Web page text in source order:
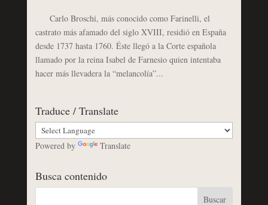
Carlo Broschi, más conocido como Farinelli, el
castrato más afamado del siglo XVIII, residió en España
desde 1737 hasta 1760. Éste llegó a la Corte española
llamado por la reina Isabel de Farnesio quien intentaba
hacer más llevadera la “melancolía”...
Traduce / Translate
Powered by Translate
Busca contenido